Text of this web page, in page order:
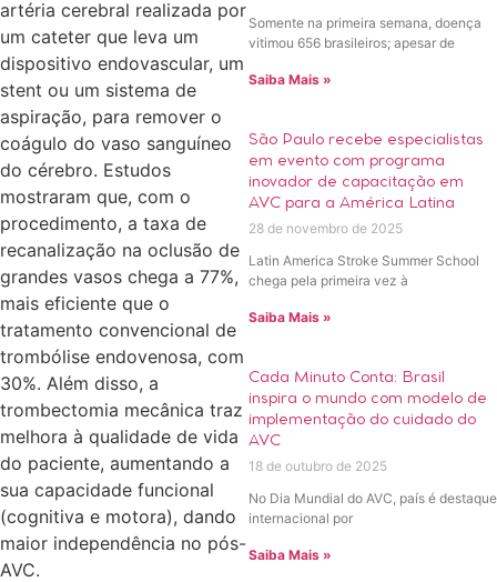
artéria cerebral realizada por
um cateter que leva um
dispositivo endovascular, um
stent ou um sistema de
aspiração, para remover o
coágulo do vaso sanguíneo
do cérebro. Estudos
mostraram que, com o
procedimento, a taxa de
recanalização na oclusão de
grandes vasos chega a 77%,
mais eficiente que o
tratamento convencional de
trombólise endovenosa, com
30%. Além disso, a
trombectomia mecânica traz
melhora à qualidade de vida
do paciente, aumentando a
sua capacidade funcional
(cognitiva e motora), dando
maior independência no pós-
AVC.
Somente na primeira semana, doença
vitimou 656 brasileiros; apesar de
Saiba Mais »
São Paulo recebe especialistas
em evento com programa
inovador de capacitação em
AVC para a América Latina
28 de novembro de 2025
Latin America Stroke Summer School
chega pela primeira vez à
Saiba Mais »
Cada Minuto Conta: Brasil
inspira o mundo com modelo de
implementação do cuidado do
AVC
18 de outubro de 2025
No Dia Mundial do AVC, país é destaque
internacional por
Saiba Mais »